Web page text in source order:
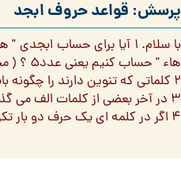
پرسش: قواعد حروف ابجد
هاء " حساب کنیم یعنی عدد5 ؟ ( مجموع عدد فاطمه 135 است یا 530 ؟
2 کلماتی که تنوین دارند را چگونه باید حساب کرد؟ مثلا الف « قولا » را باید عدد 1 حساب کنیم؟ و یا کلمه نعمةً
3 در آخر بعضی از کلمات الف می گذارند مانند « آمنوا » آیا آن الف هم حساب می شود؟
4 اگر در کلمه ای یک حرف دو بار تکرار شود که یک عدد دارند چگونه حساب میشود؟ مانند زهراء ، حواء ، حمیراء؟